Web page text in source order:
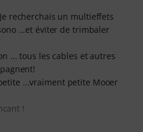
recherchais un multieffets
...et éviter de trimbaler
... tous les cables et autres
...vraiment petite Mooer
!